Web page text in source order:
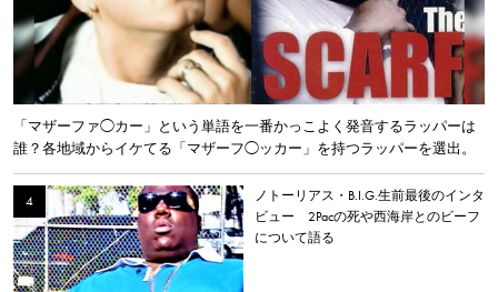
「マザーファ◯カー」という単語を一番かっこよく発音するラッパーは
誰？各地域からイケてる「マザーフ◯ッカー」を持つラッパーを選出。
ノトーリアス・B.I.G.生前最後のインタ
ビュー 2Pacの死や西海岸とのビーフ
について語る